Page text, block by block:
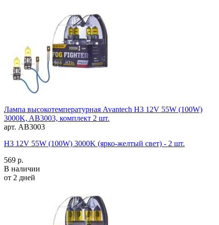
Лампа высокотемпературная Avantech H3 12V 55W (100W)
3000K, AB3003, комплект 2 шт.
арт. AB3003
H3 12V 55W (100W) 3000K (ярко-желтый свет) - 2 шт.
569 р.
В наличии
от 2 дней